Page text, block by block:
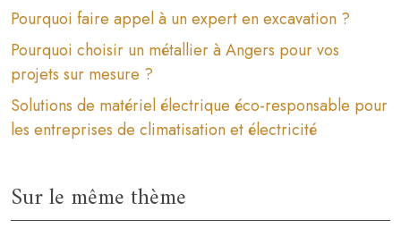
Pourquoi faire appel à un expert en excavation ?
Pourquoi choisir un métallier à Angers pour vos
projets sur mesure ?
Solutions de matériel électrique éco-responsable pour
les entreprises de climatisation et électricité
Sur le même thème